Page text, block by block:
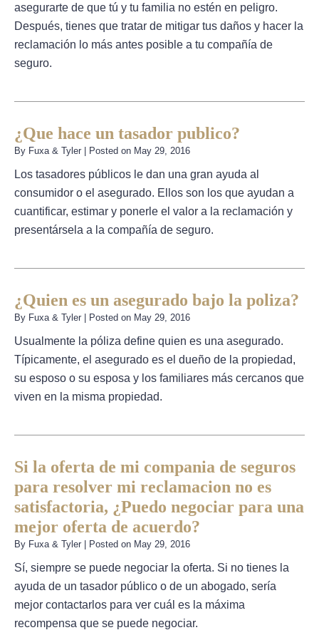
asegurarte de que tú y tu familia no estén en peligro.
Después, tienes que tratar de mitigar tus daños y hacer la
reclamación lo más antes posible a tu compañía de
seguro.
¿Que hace un tasador publico?
By Fuxa & Tyler Posted on May 29, 2016
Los tasadores públicos le dan una gran ayuda al
consumidor o el asegurado. Ellos son los que ayudan a
cuantificar, estimar y ponerle el valor a la reclamación y
presentársela a la compañía de seguro.
¿Quien es un asegurado bajo la poliza?
By Fuxa & Tyler Posted on May 29, 2016
Usualmente la póliza define quien es una asegurado.
Típicamente, el asegurado es el dueño de la propiedad,
su esposo o su esposa y los familiares más cercanos que
viven en la misma propiedad.
Si la oferta de mi compania de seguros
para resolver mi reclamacion no es
satisfactoria, ¿Puedo negociar para una
mejor oferta de acuerdo?
By Fuxa & Tyler Posted on May 29, 2016
Sí, siempre se puede negociar la oferta. Si no tienes la
ayuda de un tasador público o de un abogado, sería
mejor contactarlos para ver cuál es la máxima
recompensa que se puede negociar.